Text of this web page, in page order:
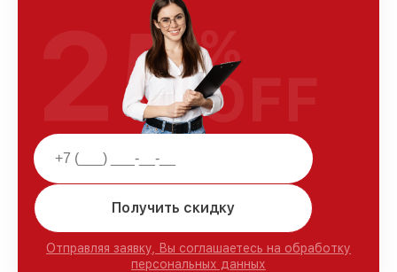
Получить скидку
Отправляя заявку, Вы соглашаетесь на обработку
персональных данных
25%
OFF